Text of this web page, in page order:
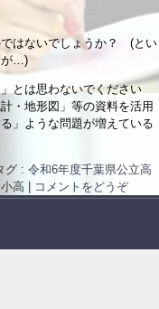
はないでしょうか？ (とい
が…)
とは思わないでください
・地形図」等の資料を活用
」ような問題が増えている
グ : 令和6年度千葉県公立高
高 | コメントをどうぞ